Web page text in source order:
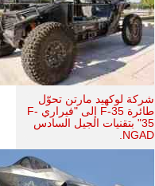
شركة لوكهيد مارتن تحوّل
طائرة F-35 إلى "فيراري F-
35" بتقنيات الجيل السادس
NGAD.